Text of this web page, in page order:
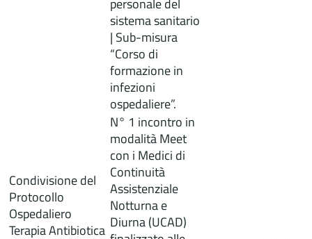
sistema sanitario
| Sub-misura
“Corso di
formazione in
infezioni
ospedaliere”.
Condivisione del
Protocollo
Ospedaliero
Terapia Antibiotica
N° 1 incontro in
modalità Meet
con i Medici di
Continuità
Assistenziale
Notturna e
Diurna (UCAD)